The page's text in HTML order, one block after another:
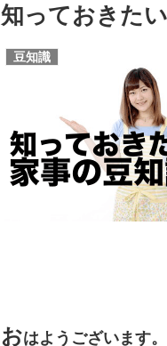
知っておきた
豆知識
おはようございます。